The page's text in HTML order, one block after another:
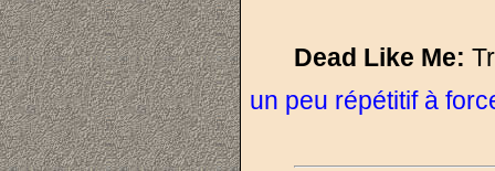
Dead Like Me:
un peu répétitif à